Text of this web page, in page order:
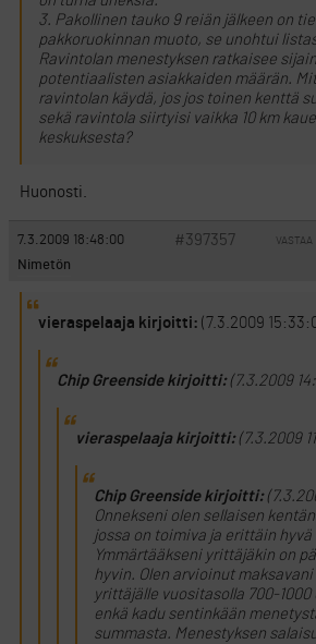
3. Pakollinen tauko 9 reiän jälkeen on
pakkoruokinnan muoto, se unohtui
Ravintolan menestyksen ratkaisee
potentiaalisten asiakkaiden määrän.
ravintolan käydä, jos jos toinen kenttä
sekä ravintola siirtyisi vaikka 10 km
keskuksesta?
Huonosti.
7.3.2009 18:48:00 #397357 VASTAA
Nimetön
vieraspelaaja kirjoitti: (7.3.2009
Chip Greenside kirjoitti:(7.3.2009
vieraspelaaja kirjoitti:(7.3.2009
Chip Greenside kirjoitti:
Onnekseni olen sellaisen
jossa on toimiva ja erittäin hyvä
Ymmärtääkseni yrittäjäkin on
hyvin. Olen arvioinut
yrittäjälle vuositasolla 700-1000
enkä kadu sentinkään
summasta. Menestyksen